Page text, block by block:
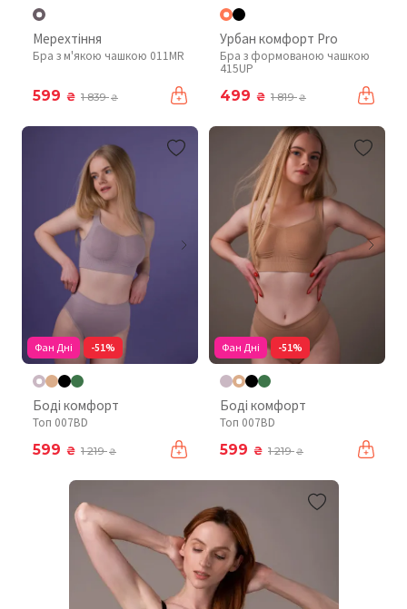
Мерехтіння
Бра з м'якою чашкою 011MR
599 ₴ 1 839₴
Урбан комфорт Pro
Бра з формованою чашкою
415UP
499 ₴ 1 819₴
Фан Дні -51%
Боді комфорт
Топ 007BD
599 ₴ 1 219₴
Фан Дні -51%
Боді комфорт
Топ 007BD
599 ₴ 1 219₴